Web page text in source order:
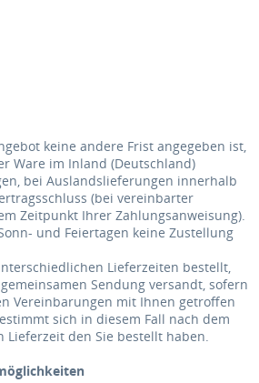
keine andere Frist angegeben ist,
Ware im Inland (Deutschland)
bei Auslandslieferungen innerhalb
(bei vereinbarter
Zeitpunkt Ihrer Zahlungsanweisung).
und Feiertagen keine Zustellung
Lieferzeiten bestellt,
Sendung versandt, sofern
Vereinbarungen mit Ihnen getroffen
sich in diesem Fall nach dem
Lieferzeit den Sie bestellt haben.